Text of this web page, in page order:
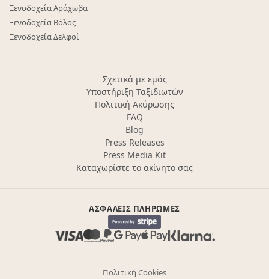
Ξενοδοχεία Αράχωβα
Ξενοδοχεία Βόλος
Ξενοδοχεία Δελφοί
Σχετικά με εμάς
Υποστήριξη Ταξιδιωτών
Πολιτική Ακύρωσης
FAQ
Blog
Press Releases
Press Media Kit
Καταχωρίστε το ακίνητο σας
ΑΣΦΑΛΕΊΣ ΠΛΗΡΩΜΈΣ
Πολιτική Cookies